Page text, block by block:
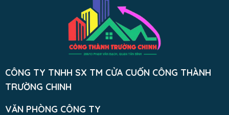
CÔNG TY TNHH SX TM CỬA CUỐN CÔNG THÀNH
TRƯỜNG CHINH
VĂN PHÒNG CÔNG TY